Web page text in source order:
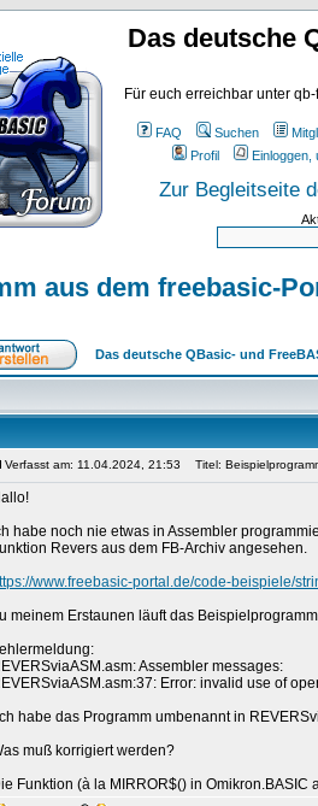
Das deutsche
Für euch erreichbar unter
FAQ Suchen
Profil
Einloggen,
Zur Begleitseite
aus dem freebasic-
Das deutsche QBasic- und
Verfasst am: 11.04.2024, 21:53 Titel:
habe noch nie etwas in Assembler
Revers aus dem FB-Archiv angesehen.
www.freebasic-portal.de/code-beispiele/
meinem Erstaunen läuft das
Assembler messages:
Error: invalid use of
habe das Programm umbenannt in
muß korrigiert werden?
Funktion (à la MIRROR$() in